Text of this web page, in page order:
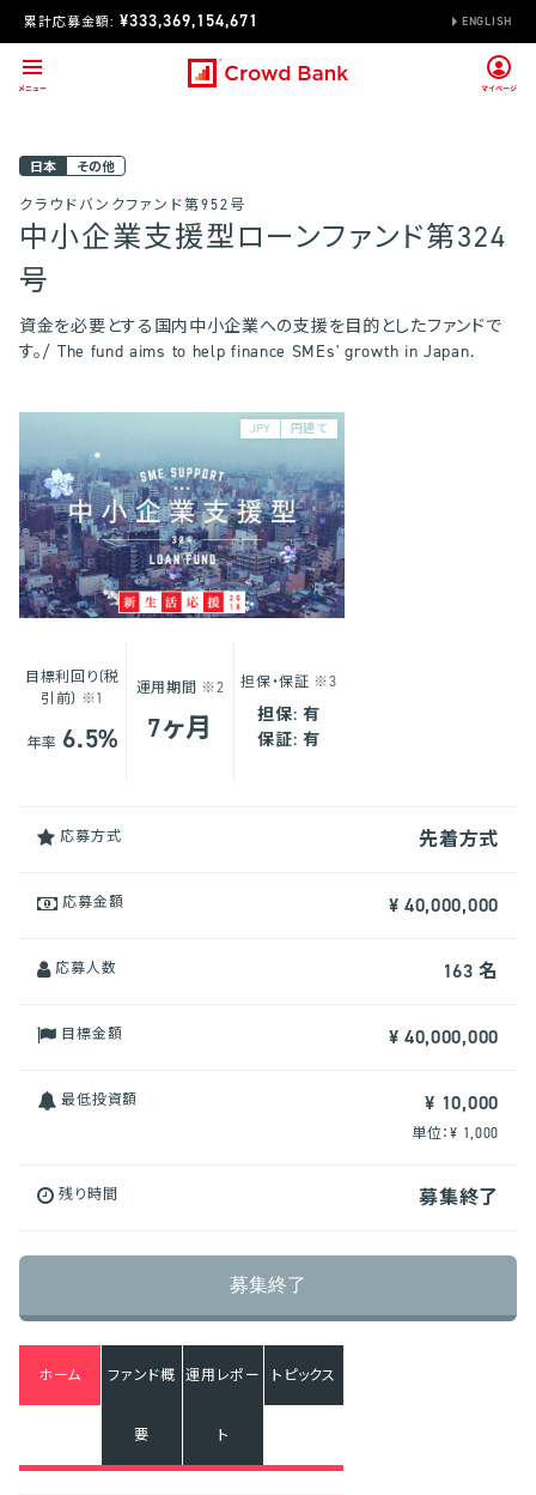
累計応募金額: ¥333,369,154,671 ENGLISH
日本 その他
クラウドバンクファンド第952号
中小企業支援型ローンファンド第324
号
資金を必要とする国内中小企業への支援を目的としたファンドで
す。/ The fund aims to help finance SMEs' growth in Japan.
JPY 円建て
目標利回り(税
引前) ※1
年率 6.5%
運用期間 ※2
7ヶ月
担保・保証 ※3
担保: 有
保証: 有
応募方式 先着方式
応募金額 ¥ 40,000,000
応募人数 163 名
目標金額 ¥ 40,000,000
最低投資額 ¥ 10,000
単位：¥ 1,000
残り時間 募集終了
募集終了
ホーム ファンド概
要
運用レポー
ト
トピックス